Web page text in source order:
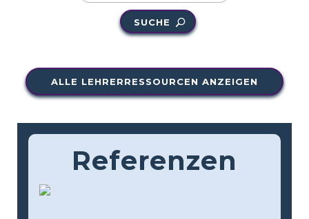
SUCHE
ALLE LEHRERRESSOURCEN ANZEIGEN
Referenzen